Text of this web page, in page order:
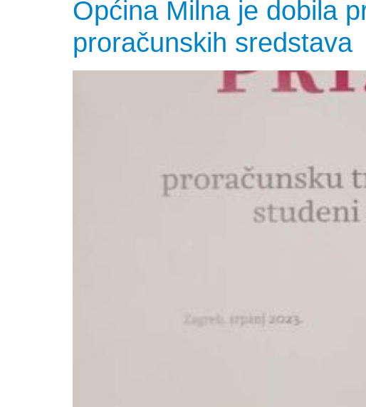
Općina Milna je dobila
proračunskih sredstava